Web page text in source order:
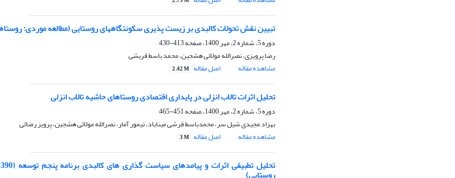
تبیین نقش تحولات کالبدی بر زیست پذیری سکونتگاههای روستایی (مطالعه موردی:
دوره 5، شماره 2، مهر 1400، صفحه
413-430
رضا پرویزی، نصرالله مولائی هشجین، محمد باسط قریشی
مشاهده مقاله
اصل مقاله 2.42 M
تحلیل اثرات تالاب انزلی در پایداری اقتصادی روستاهای حاشیه تالاب انزلی
دوره 5، شماره 2، مهر 1400، صفحه
451-465
بهزاد مجیدی شیل سر، محمدباسط قرشی میناباد، تیمور آمار، نصرالله مولائی هشجین، پرویز رضائی
مشاهده مقاله
اصل مقاله 3 M